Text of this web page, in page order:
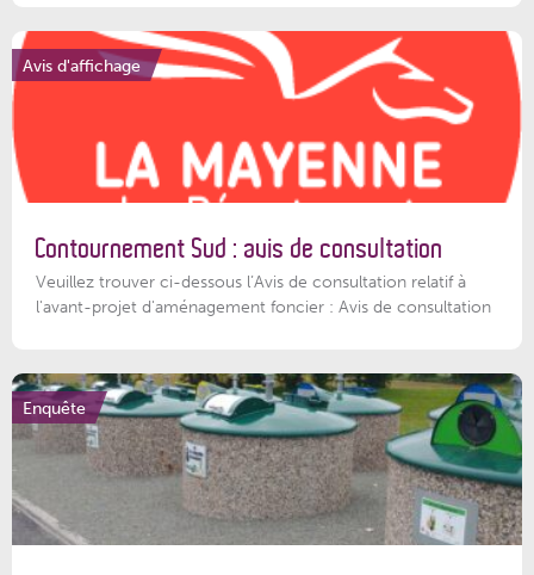
Avis d'affichage
Contournement Sud : avis de consultation
Veuillez trouver ci-dessous l’Avis de consultation relatif à
l'avant-projet d'aménagement foncier : Avis de consultation
Enquête